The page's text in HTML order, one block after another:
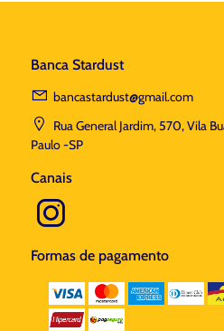
Banca Stardust
bancastardust@gmail.com
Rua General Jardim, 570, Vila
Paulo -SP
Canais
Formas de pagamento